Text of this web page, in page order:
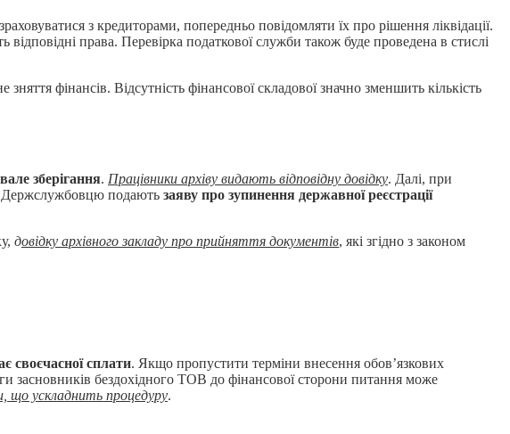
з кредиторами, попередньо повідомляти їх про рішення ліквідації.
права. Перевірка податкової служби також буде проведена в стислі
фінансів. Відсутність фінансової складової значно зменшить кількість
зберігання. Працівники архіву видають відповідну довідку. Далі, при
Держслужбовцю подають заяву про зупинення державної реєстрації
довідку архівного закладу про прийняття документів, які згідно з законом
своєчасної сплати. Якщо пропустити терміни внесення обов’язкових
засновників бездохідного ТОВ до фінансової сторони питання може
що ускладнить процедуру.